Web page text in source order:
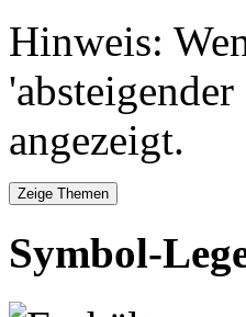
Hinweis:
angezeigt.
Symbol-